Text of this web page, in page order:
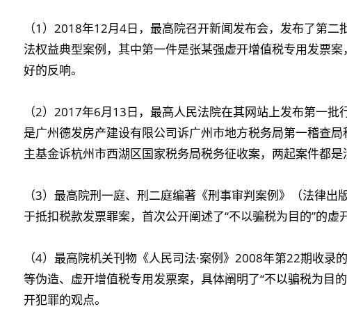
（1）2018年12月4日，最高院召开新闻发布会，发布了第
法权益典型案例，其中第一件是张某强虚开增值税专用发票案
好的反响。
（2）2017年6月13日，最高人民法院在其网站上发布第一
是广州德发房产建设有限公司诉广州市地方税务局第一稽查
主基金诉杭州市西湖区国家税务局税务征收案，两起案件都是
（3）最高院刑一庭、刑二庭编著《刑事审判案例》（法律出
于抵扣税款发票罪案，首次公开阐述了“不以骗税为目的”的虚
（4）最高院机关刊物《人民司法·案例》2008年第22期收录的
等伪造、虚开增值税专用发票案，具体阐明了“不以骗税为目
开犯罪的观点。